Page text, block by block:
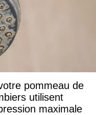
pommeau de
utilisent
maximale